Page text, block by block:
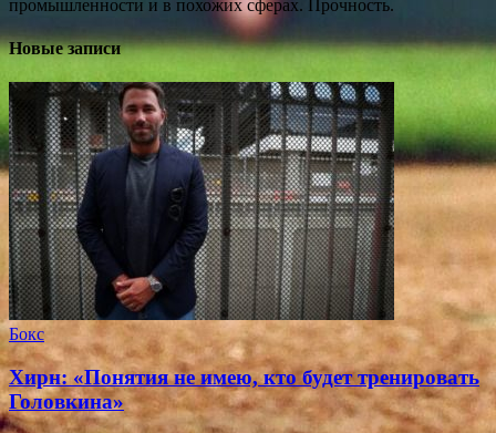
промышленности и в похожих сферах. Прочность.
Новые записи
Бокс
Хирн: «Понятия не имею, кто будет тренировать
Головкина»